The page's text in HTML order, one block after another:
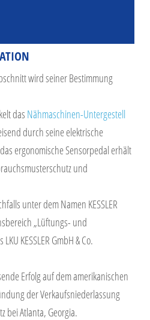
wird seiner Bestimmung
das Nähmaschinen-Untergestell
durch seine elektrische
ergonomische Sensorpedal erhält
und
unter dem Namen KESSLER
„Lüftungs- und
KESSLER GmbH & Co.
Erfolg auf dem amerikanischen
der Verkaufsniederlassung
bei Atlanta, Georgia.